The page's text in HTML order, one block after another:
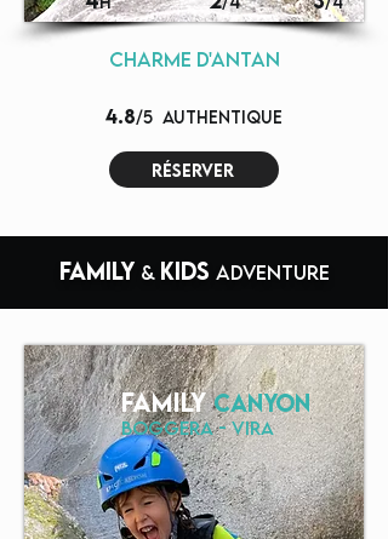
CHARME D'ANTAN
4.8/5 autHentique
réserver
Family & kids adventure
familyCANYON
boggera - vira